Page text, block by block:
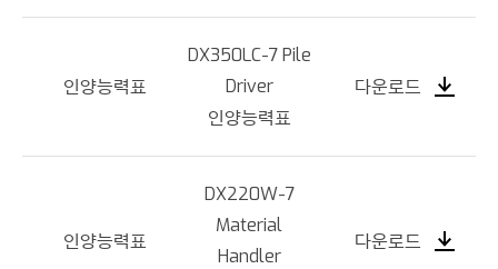
인양능력표
DX350LC-7 Pile
Driver
인양능력표
다운로드
인양능력표
DX220W-7
Material
Handler
다운로드